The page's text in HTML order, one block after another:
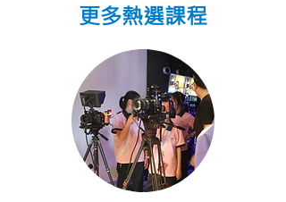
更多熱選課程